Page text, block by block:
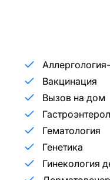
Вакцинация
Вызов на дом
Гематология
Генетика
Гинекология